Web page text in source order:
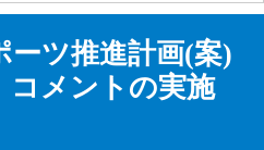
ーツ推進計画(案)
コメントの実施